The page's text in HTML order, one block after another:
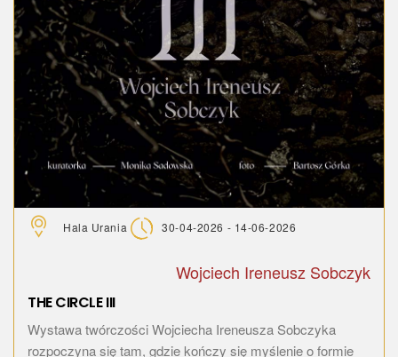
Hala Urania 30-04-2026 - 14-06-2026
Wojciech Ireneusz Sobczyk
THE CIRCLE III
Wystawa twórczości Wojciecha Ireneusza Sobczyka
rozpoczyna się tam, gdzie kończy się myślenie o formie